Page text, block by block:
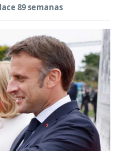
89 semanas